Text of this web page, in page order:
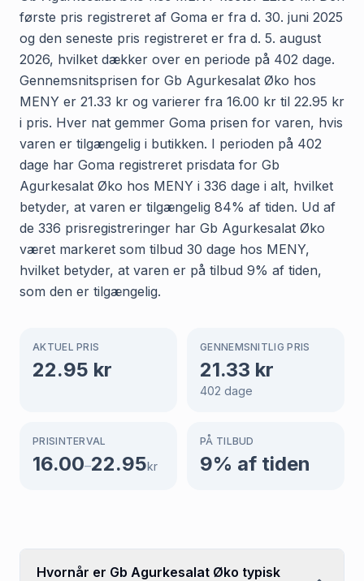
første pris registreret af Goma er fra d. 30. juni 2025
og den seneste pris registreret er fra d. 5. august
2026, hvilket dækker over en periode på 402 dage.
Gennemsnitsprisen for Gb Agurkesalat Øko hos
MENY er 21.33 kr og varierer fra 16.00 kr til 22.95 kr
i pris. Hver nat gemmer Goma prisen for varen, hvis
varen er tilgængelig i butikken. I perioden på 402
dage har Goma registreret prisdata for Gb
Agurkesalat Øko hos MENY i 336 dage i alt, hvilket
betyder, at varen er tilgængelig 84% af tiden. Ud af
de 336 prisregistreringer har Gb Agurkesalat Øko
været markeret som tilbud 30 dage hos MENY,
hvilket betyder, at varen er på tilbud 9% af tiden,
som den er tilgængelig.
AKTUEL PRIS
22.95 kr
GENNEMSNITLIG PRIS
21.33 kr
402 dage
PRISINTERVAL
16.00–22.95kr
PÅ TILBUD
9% af tiden
Hvornår er Gb Agurkesalat Øko typisk